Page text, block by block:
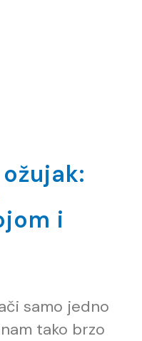
i
samo jedno
tako brzo